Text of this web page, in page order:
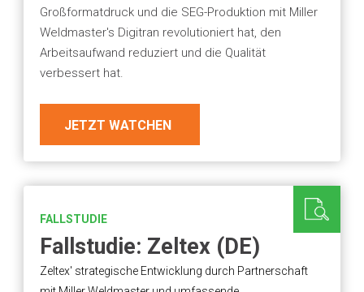
Großformatdruck und die SEG-Produktion mit Miller
Weldmaster's Digitran revolutioniert hat, den
Arbeitsaufwand reduziert und die Qualität
verbessert hat.
JETZT WATCHEN
FALLSTUDIE
Fallstudie: Zeltex (DE)
Zeltex' strategische Entwicklung durch Partnerschaft